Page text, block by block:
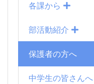
各課から
部活動紹介
保護者の方へ
中学生の皆さんへ